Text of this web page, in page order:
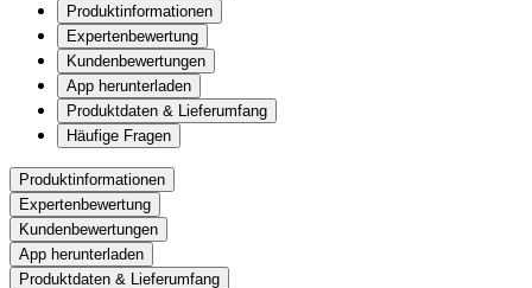
Produktinformationen
Expertenbewertung
Kundenbewertungen
App herunterladen
Produktdaten & Lieferumfang
Häufige Fragen
Produktinformationen
Expertenbewertung
Kundenbewertungen
App herunterladen
Produktdaten & Lieferumfang